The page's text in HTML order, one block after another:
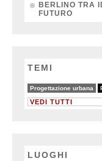
BERLINO TRA
FUTURO
TEMI
Progettazione urbana
50/64
64/64
VEDI TUTTI
LUOGHI